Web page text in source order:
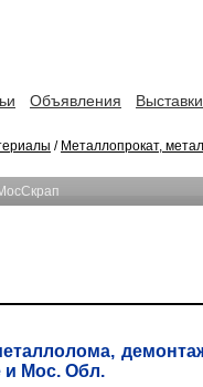
Объявления Выставки
/ Металлопрокат,
и Мос. Обл.